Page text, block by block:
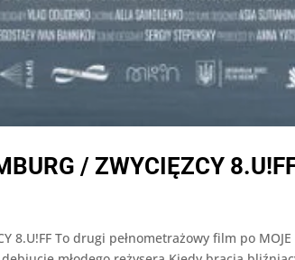
/ ZWYCIĘZCY
8.U!FF To drugi pełnometrażowy film po